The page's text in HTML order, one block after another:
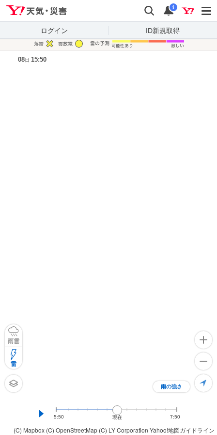
検索 通知
i
ログイン ID新規取得
(C) Mapbox (C) OpenStreetMap (C) LY Corporation Yahoo!地図ガイドライン
雨の強さ
雨雲
雷
5:50 現在 7:50
08日 15:50